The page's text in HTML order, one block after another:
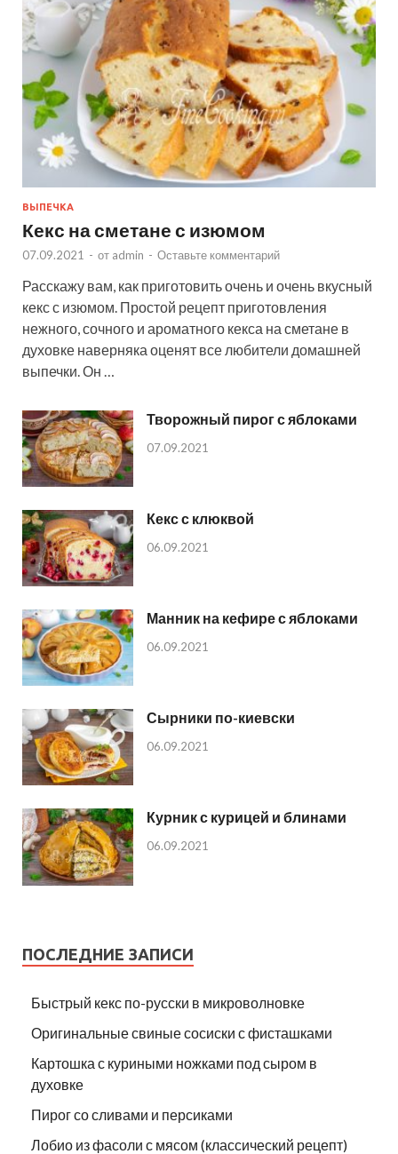
ВЫПЕЧКА
Кекс на сметане с изюмом
07.09.2021 - от admin - Оставьте комментарий
Расскажу вам, как приготовить очень и очень вкусный
кекс с изюмом. Простой рецепт приготовления
нежного, сочного и ароматного кекса на сметане в
духовке наверняка оценят все любители домашней
выпечки. Он …
Творожный пирог с яблоками
07.09.2021
Кекс с клюквой
06.09.2021
Манник на кефире с яблоками
06.09.2021
Сырники по-киевски
06.09.2021
Курник с курицей и блинами
06.09.2021
ПОСЛЕДНИЕ ЗАПИСИ
Быстрый кекс по-русски в микроволновке
Оригинальные свиные сосиски с фисташками
Картошка с куриными ножками под сыром в
духовке
Пирог со сливами и персиками
Лобио из фасоли с мясом (классический рецепт)